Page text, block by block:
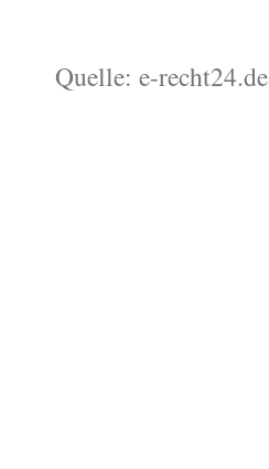
Quelle: e-recht24.de